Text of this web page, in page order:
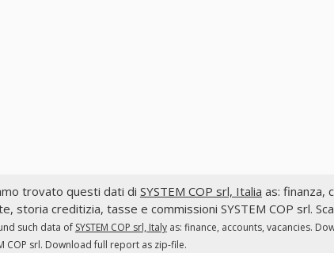
trovato questi dati di SYSTEM COP srl, Italia as: finanza,
storia creditizia, tasse e commissioni SYSTEM COP srl.
such data of SYSTEM COP srl, Italyas: finance, accounts, vacancies.
COP srl. Download full report as zip-file.